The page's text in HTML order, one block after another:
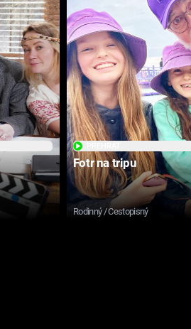
Fotr na tripu
Rodinný / Cestopisný